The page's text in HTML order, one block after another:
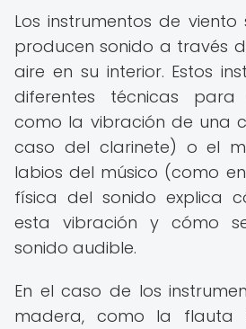
Los instrumentos de
producen sonido a través
aire en su interior. Estos
diferentes técnicas para
como la vibración de una
caso del clarinete) o el
labios del músico (como
física del sonido explica
esta vibración y cómo
sonido audible.
En el caso de los
madera, como la flauta